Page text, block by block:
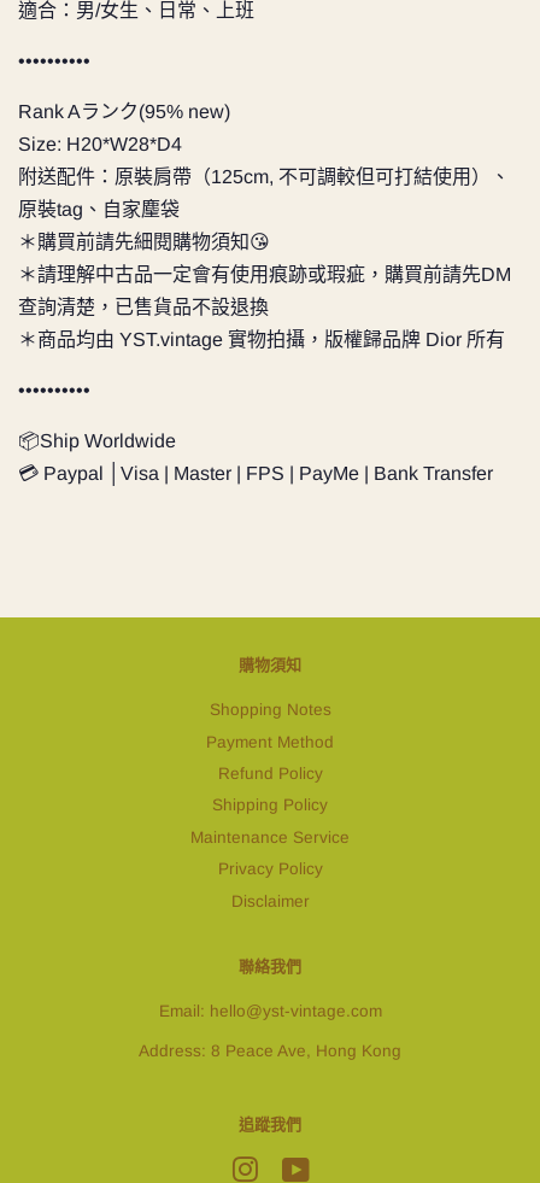
適合：男/女生、日常、上班
••••••••••
Rank Aランク(95% new)
Size: H20*W28*D4
附送配件：原裝肩帶（125cm, 不可調較但可打結使用）、
原裝tag、 自家麈袋
＊購買前請先細閱購物須知😘
＊請理解中古品一定會有使用痕跡或瑕疵，購買前請先DM
查詢清楚，已售貨品不設退換
＊商品均由 YST.vintage 實物拍攝，版權歸品牌 Dior 所有
••••••••••
📦Ship Worldwide
💳 Paypal │Visa | Master | FPS | PayMe | Bank Transfer
購物須知
Shopping Notes
Payment Method
Refund Policy
Shipping Policy
Maintenance Service
Privacy Policy
Disclaimer
聯絡我們
Email: hello@yst-vintage.com
Address: 8 Peace Ave, Hong Kong
追蹤我們
Instagram